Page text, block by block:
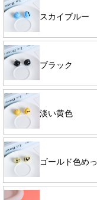
スカイブルー
ブラック
淡い黄色
ゴールド色め